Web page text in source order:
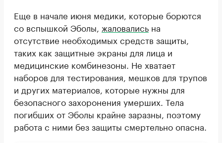
Еще в начале июня медики, которые борются
со вспышкой Эболы, жаловались на
отсутствие необходимых средств защиты,
таких как защитные экраны для лица и
медицинские комбинезоны. Не хватает
наборов для тестирования, мешков для трупов
и других материалов, которые нужны для
безопасного захоронения умерших. Тела
погибших от Эболы крайне заразны, поэтому
работа с ними без защиты смертельно опасна.